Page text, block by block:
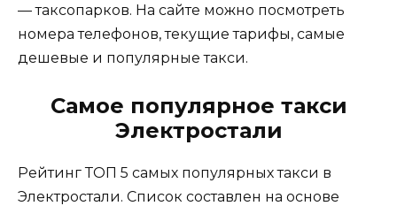
— таксопарков. На сайте можно посмотреть
номера телефонов, текущие тарифы, самые
дешевые и популярные такси.
Самое популярное такси
Электростали
Рейтинг ТОП 5 самых популярных такси в
Электростали. Список составлен на основе